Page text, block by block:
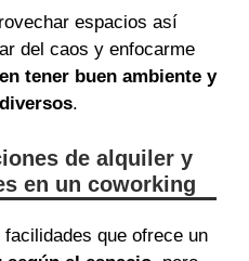
espacios así
del caos y enfocarme
tener buen ambiente y
.
de alquiler y
en un coworking
que ofrece un